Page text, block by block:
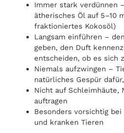
Immer stark verdünnen
ätherisches Öl auf 5–10
fraktioniertes Kokosöl)
Langsam einführen –
geben, den Duft
entscheiden, ob es sich
Niemals aufzwingen –
natürliches Gespür
Nicht auf Schleimhäute,
auftragen
Besonders vorsichtig
und kranken Tieren